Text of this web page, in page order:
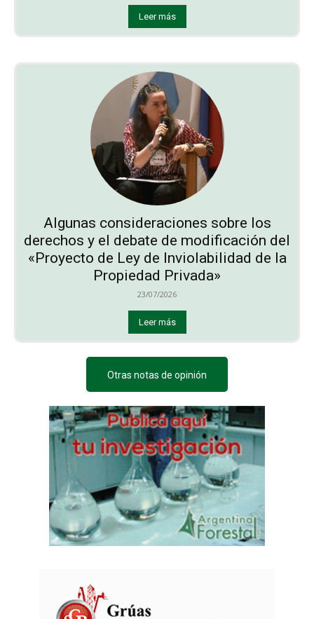
Leer más
Algunas consideraciones sobre los
derechos y el debate de modificación del
«Proyecto de Ley de Inviolabilidad de la
Propiedad Privada»
23/07/2026
Leer más
Otras notas de opinión